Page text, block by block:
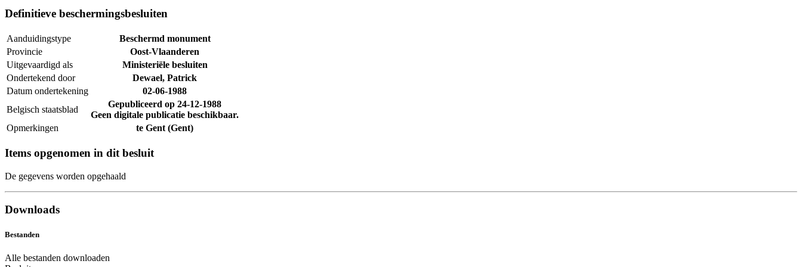
Definitieve beschermingsbesluiten
Aanduidingstype
Beschermd monument
Provincie
Oost-Vlaanderen
Uitgevaardigd als
Ministeriële besluiten
Ondertekend door
Dewael, Patrick
Datum ondertekening
02-06-1988
Belgisch staatsblad
Gepubliceerd op 24-12-1988
Geen digitale publicatie beschikbaar.
Opmerkingen
te Gent (Gent)
Items opgenomen in dit besluit
De gegevens worden opgehaald
Downloads
Bestanden
Alle bestanden downloaden